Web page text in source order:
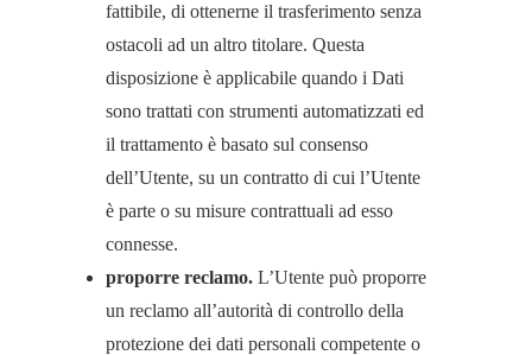
fattibile, di ottenerne il trasferimento senza
ostacoli ad un altro titolare. Questa
disposizione è applicabile quando i Dati
sono trattati con strumenti automatizzati ed
il trattamento è basato sul consenso
dell’Utente, su un contratto di cui l’Utente
è parte o su misure contrattuali ad esso
connesse.
proporre reclamo. L’Utente può proporre
un reclamo all’autorità di controllo della
protezione dei dati personali competente o